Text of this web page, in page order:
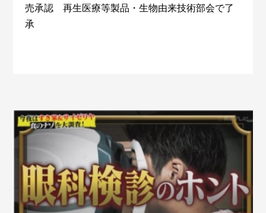
売承認 再生医療等製品・生物由来技術部会で了
承